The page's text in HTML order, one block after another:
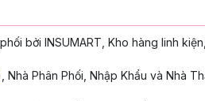
bởi INSUMART, Kho hàng linh
Nhà Phân Phối, Nhập Khẩu và Nhà